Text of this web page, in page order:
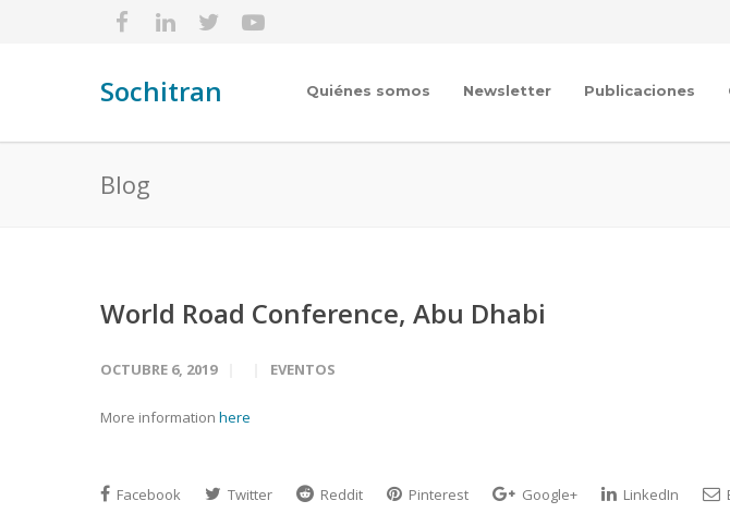
Sochitran Quiénes somos Newsletter Publicaciones
Blog
World Road Conference, Abu Dhabi
OCTUBRE 6, 2019 EVENTOS
More information here
Facebook Twitter Reddit Pinterest Google+ LinkedIn